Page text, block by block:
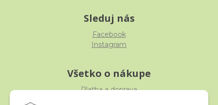
Sleduj nás
Facebook
Instagram
Všetko o nákupe
Platba a doprava